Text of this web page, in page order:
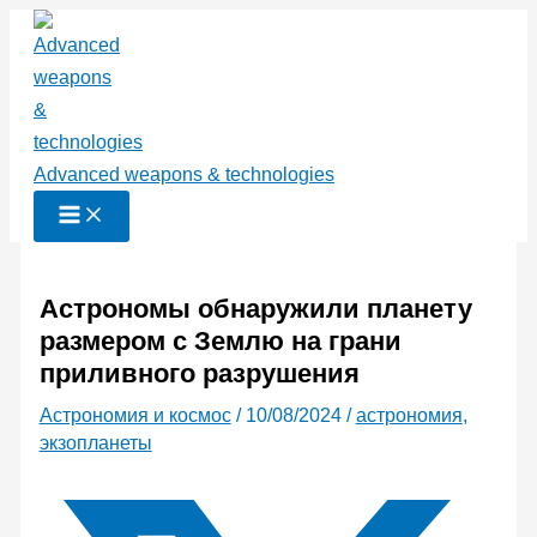
Перейти
содержимому
Advanced weapons & technologies
Астрономы обнаружили планету
размером с Землю на грани
приливного разрушения
Астрономия и космос/ 10/08/2024 /астрономия,
экзопланеты